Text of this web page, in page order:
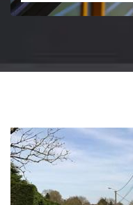
et PVC 51